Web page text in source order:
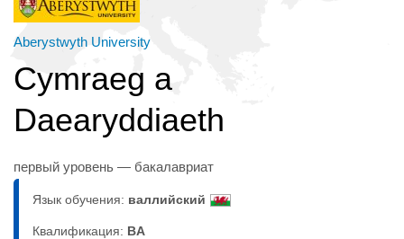
Aberystwyth University
Cymraeg a
Daearyddiaeth
первый уровень — бакалавриат
Язык обучения: валлийский
Квалификация: BA